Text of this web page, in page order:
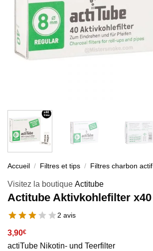
Accueil / Filtres et tips / Filtres charbon actif
Visitez la boutique Actitube
Actitube Aktivkohlefilter x40
2 avis
3,90€
actiTube Nikotin- und Teerfilter